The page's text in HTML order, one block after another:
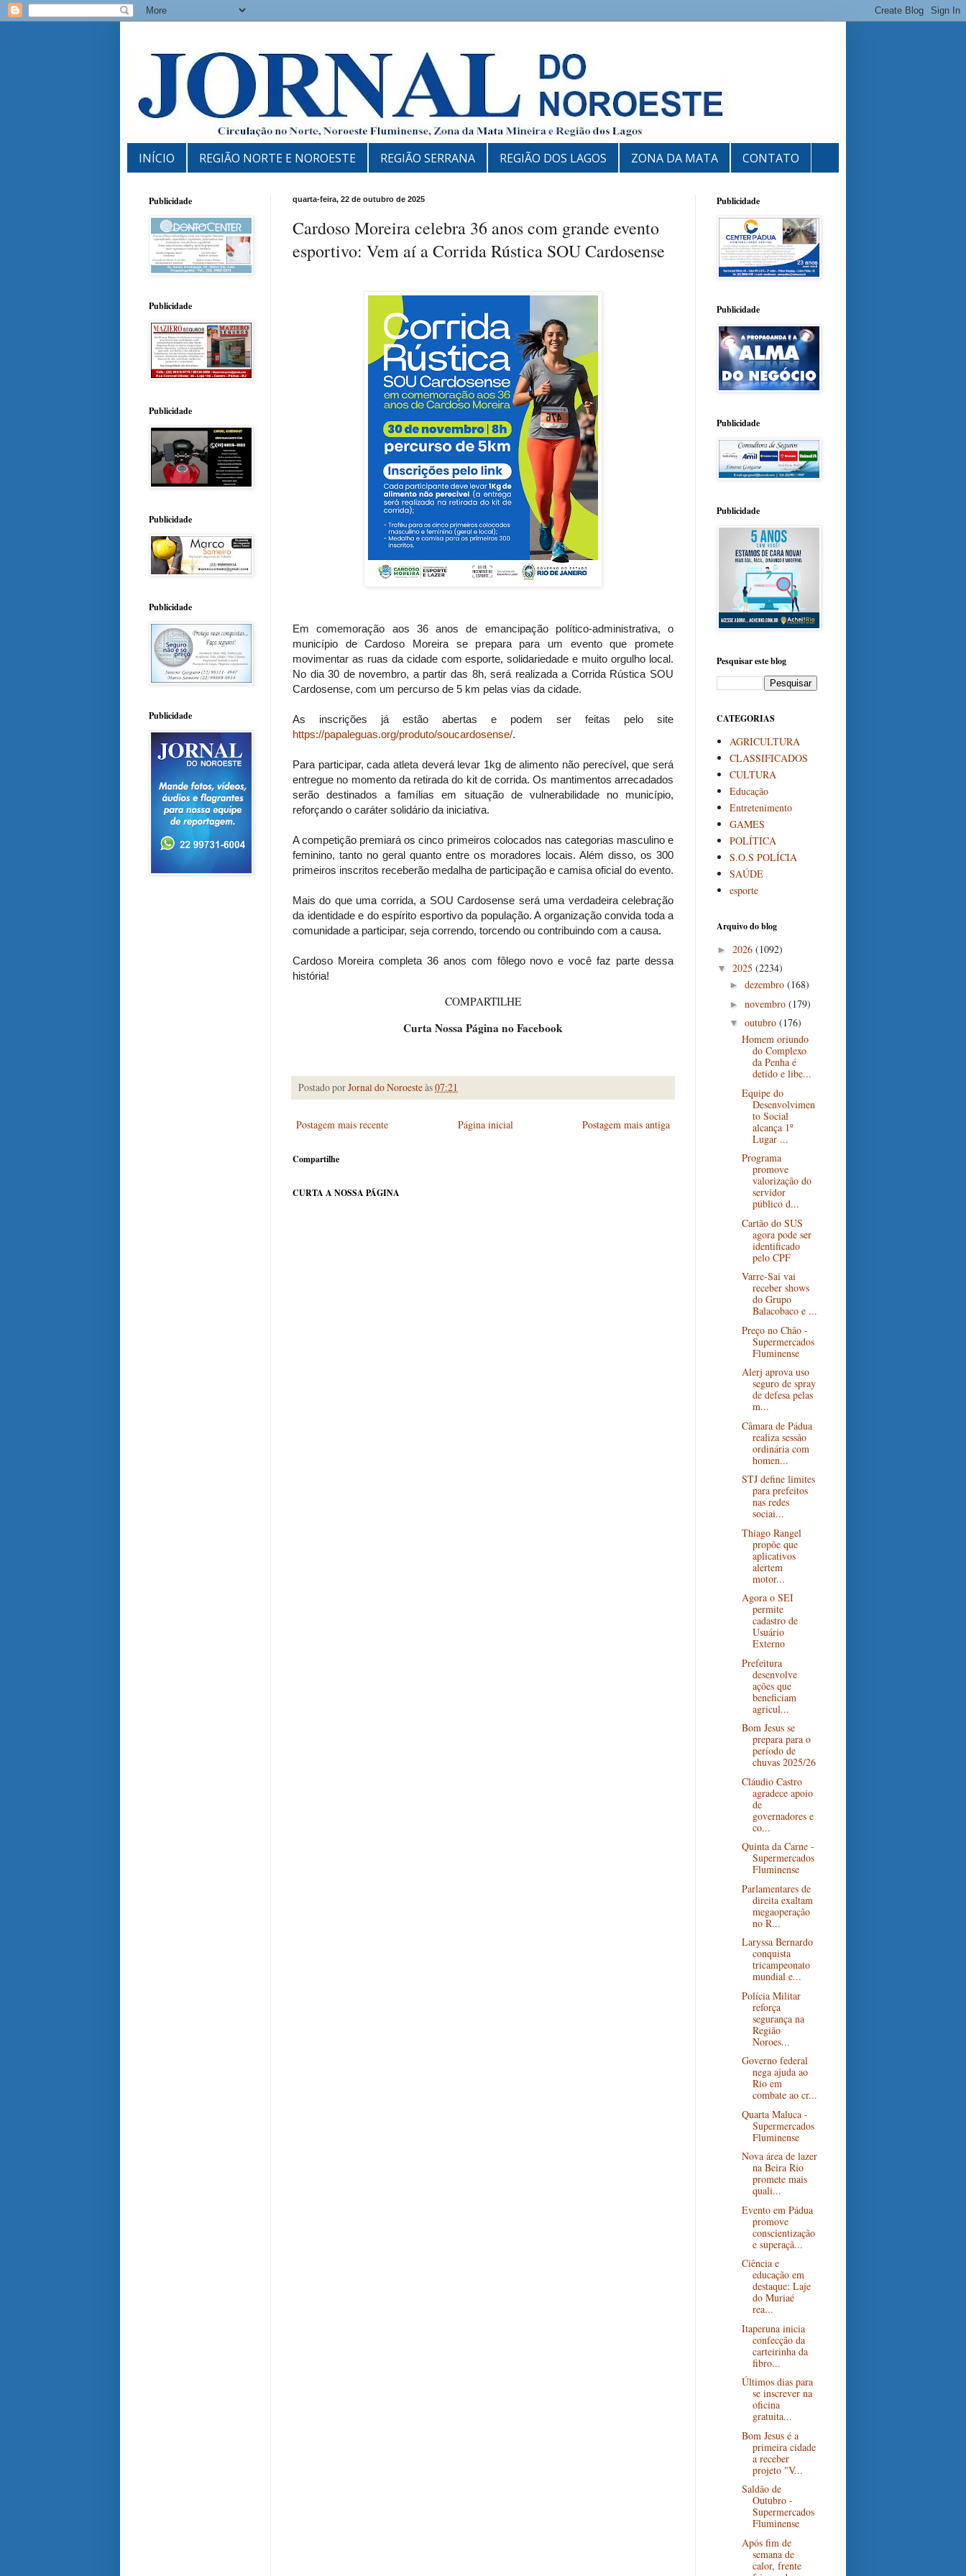
INÍCIO REGIÃO NORTE E NOROESTE REGIÃO SERRANA REGIÃO DOS LAGOS ZONA DA MATA CONTATO
quarta-feira, 22 de outubro de 2025
Cardoso Moreira celebra 36 anos com grande evento
esportivo: Vem aí a Corrida Rústica SOU Cardosense
Em comemoração aos 36 anos de emancipação político-administrativa, o
município de Cardoso Moreira se prepara para um evento que promete
movimentar as ruas da cidade com esporte, solidariedade e muito orgulho local.
No dia 30 de novembro, a partir das 8h, será realizada a Corrida Rústica SOU
Cardosense, com um percurso de 5 km pelas vias da cidade.
As inscrições já estão abertas e podem ser feitas pelo site
https://papaleguas.org/produto/soucardosense/.
Para participar, cada atleta deverá levar 1kg de alimento não perecível, que será
entregue no momento da retirada do kit de corrida. Os mantimentos arrecadados
serão destinados a famílias em situação de vulnerabilidade no município,
reforçando o caráter solidário da iniciativa.
A competição premiará os cinco primeiros colocados nas categorias masculino e
feminino, tanto no geral quanto entre os moradores locais. Além disso, os 300
primeiros inscritos receberão medalha de participação e camisa oficial do evento.
Mais do que uma corrida, a SOU Cardosense será uma verdadeira celebração
da identidade e do espírito esportivo da população. A organização convida toda a
comunidade a participar, seja correndo, torcendo ou contribuindo com a causa.
Cardoso Moreira completa 36 anos com fôlego novo e você faz parte dessa
história!
COMPARTILHE
Curta Nossa Página no Facebook
Postado porJornal do Noroesteàs07:21
Postagem mais recente Postagem mais antiga
Página inicial
Compartilhe
CURTA A NOSSA PÁGINA
Publicidade
Publicidade
Publicidade
Publicidade
Publicidade
Publicidade
Publicidade
Publicidade
Publicidade
Publicidade
Pesquisar este blog
CATEGORIAS
AGRICULTURA
CLASSIFICADOS
CULTURA
Educação
Entretenimento
GAMES
POLÍTICA
S.O.S POLÍCIA
SAÚDE
esporte
Arquivo do blog
► 2026 (1092)
▼ 2025 (2234)
► dezembro (168)
► novembro (179)
▼ outubro (176)
Homem oriundo
do Complexo
da Penha é
detido e libe...
Equipe do
Desenvolvimen
to Social
alcança 1º
Lugar ...
Programa
promove
valorização do
servidor
público d...
Cartão do SUS
agora pode ser
identificado
pelo CPF
Varre-Sai vai
receber shows
do Grupo
Balacobaco e ...
Preço no Chão -
Supermercados
Fluminense
Alerj aprova uso
seguro de spray
de defesa pelas
m...
Câmara de Pádua
realiza sessão
ordinária com
homen...
STJ define limites
para prefeitos
nas redes
sociai...
Thiago Rangel
propõe que
aplicativos
alertem
motor...
Agora o SEI
permite
cadastro de
Usuário
Externo
Prefeitura
desenvolve
ações que
beneficiam
agricul...
Bom Jesus se
prepara para o
período de
chuvas 2025/26
Cláudio Castro
agradece apoio
de
governadores e
co...
Quinta da Carne -
Supermercados
Fluminense
Parlamentares de
direita exaltam
megaoperação
no R...
Laryssa Bernardo
conquista
tricampeonato
mundial e...
Polícia Militar
reforça
segurança na
Região
Noroes...
Governo federal
nega ajuda ao
Rio em
combate ao cr...
Quarta Maluca -
Supermercados
Fluminense
Nova área de lazer
na Beira Rio
promete mais
quali...
Evento em Pádua
promove
conscientização
e superaçã...
Ciência e
educação em
destaque: Laje
do Muriaé
rea...
Itaperuna inicia
confecção da
carteirinha da
fibro...
Últimos dias para
se inscrever na
oficina
gratuita...
Bom Jesus é a
primeira cidade
a receber
projeto "V...
Saldão de
Outubro -
Supermercados
Fluminense
Após fim de
semana de
calor, frente